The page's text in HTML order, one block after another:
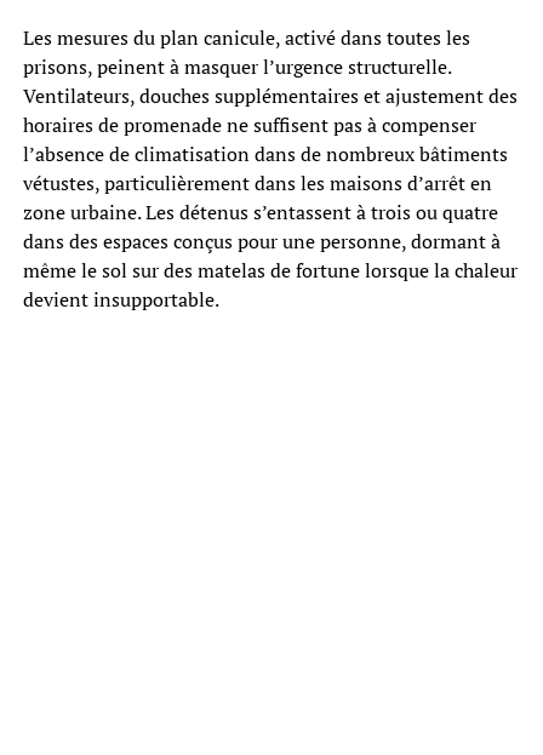
Les mesures du plan canicule, activé dans toutes les
prisons, peinent à masquer l’urgence structurelle.
Ventilateurs, douches supplémentaires et ajustement des
horaires de promenade ne suffisent pas à compenser
l’absence de climatisation dans de nombreux bâtiments
vétustes, particulièrement dans les maisons d’arrêt en
zone urbaine. Les détenus s’entassent à trois ou quatre
dans des espaces conçus pour une personne, dormant à
même le sol sur des matelas de fortune lorsque la chaleur
devient insupportable.